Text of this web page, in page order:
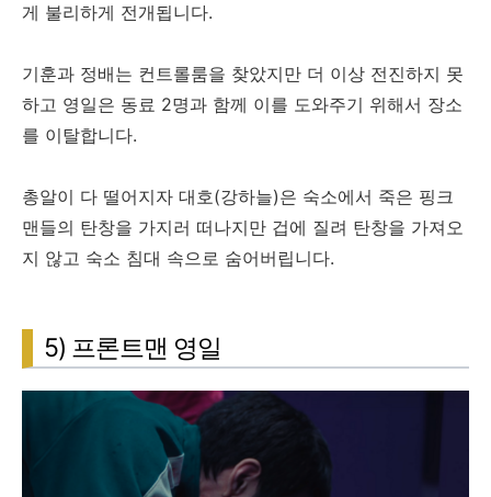
게 불리하게 전개됩니다.
기훈과 정배는 컨트롤룸을 찾았지만 더 이상 전진하지 못
하고 영일은 동료 2명과 함께 이를 도와주기 위해서 장소
를 이탈합니다.
총알이 다 떨어지자 대호(강하늘)은 숙소에서 죽은 핑크
맨들의 탄창을 가지러 떠나지만 겁에 질려 탄창을 가져오
지 않고 숙소 침대 속으로 숨어버립니다.
5) 프론트맨 영일